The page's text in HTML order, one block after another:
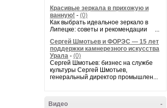
Красивые зеркала в прихожую и
ванную! - (0)
Как выбрать идеальное зеркало в
Липецке: советы и рекомендации ...
Сергей Шмотьев и ФОРЭС — 15 лет
поддержки камнерезного искусства
Урала - (0)
Сергей Шмотьев: бизнес на службе
культуры Сергей Шмотьев,
генеральный директор промышлен...
-
Видео